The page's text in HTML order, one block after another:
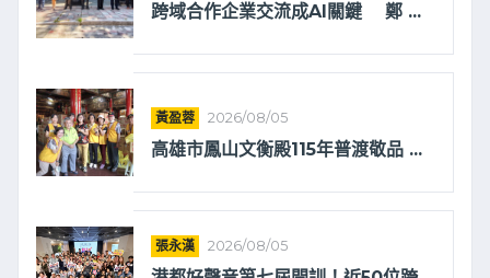
跨域合作企業交流成AI關鍵 鄭 ...
黃盈蓉 2026/08/05
高雄市鳳山文衡殿115年普渡敬品 ...
張永漢 2026/08/05